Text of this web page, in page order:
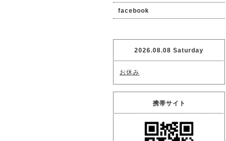
facebook
2026.08.08 Saturday
お休み
携帯サイト